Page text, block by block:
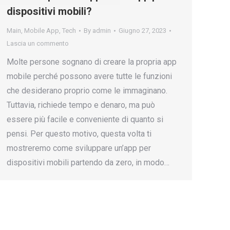
dispositivi mobili?
Main, Mobile App, Tech By admin
Giugno 27, 2023
Lascia un commento
Molte persone sognano di creare la propria app
mobile perché possono avere tutte le funzioni
che desiderano proprio come le immaginano.
Tuttavia, richiede tempo e denaro, ma può
essere più facile e conveniente di quanto si
pensi. Per questo motivo, questa volta ti
mostreremo come sviluppare un’app per
dispositivi mobili partendo da zero, in modo…